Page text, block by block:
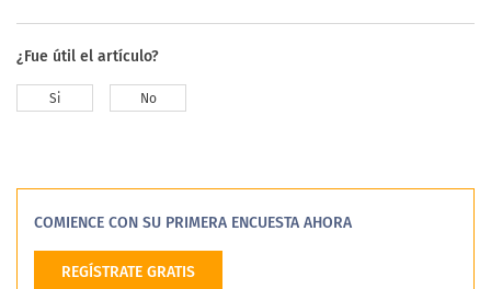
¿Fue útil el artículo?
Si No
COMIENCE CON SU PRIMERA ENCUESTA AHORA
REGÍSTRATE GRATIS